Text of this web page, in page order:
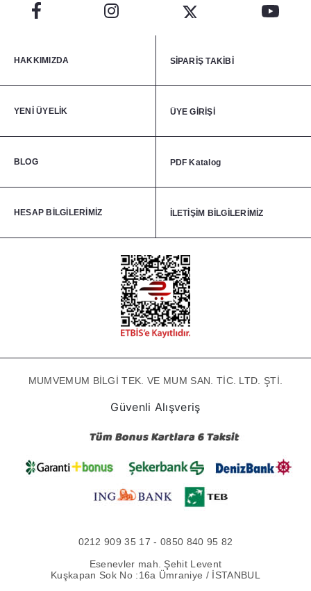
HAKKIMIZDA SİPARİŞ TAKİBİ
YENİ ÜYELİK ÜYE GİRİŞİ
BLOG PDF Katalog
HESAP BİLGİLERİMİZ İLETİŞİM BİLGİLERİMİZ
MUMVEMUM BİLGİ TEK. VE MUM SAN. TİC. LTD. ŞTİ.
Güvenli Alışveriş
0212 909 35 17 - 0850 840 95 82
Esenevler mah. Şehit Levent
Kuşkapan Sok No :16a Ümraniye / İSTANBUL